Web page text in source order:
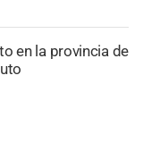
en la provincia de